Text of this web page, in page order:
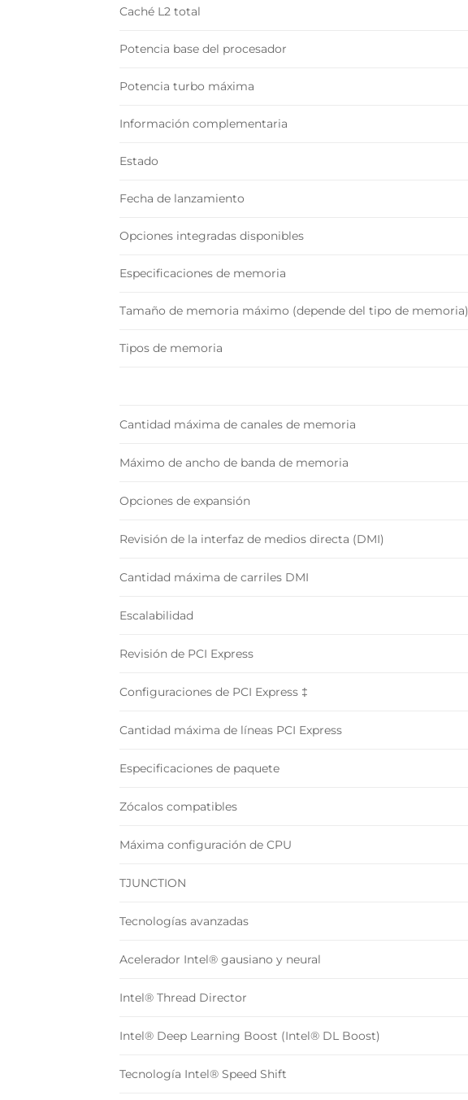
Caché L2 total
Potencia base del procesador
Potencia turbo máxima
Información complementaria
Estado
Fecha de lanzamiento
Opciones integradas disponibles
Especificaciones de memoria
Tamaño de memoria máximo (depende del tipo de memoria)
Tipos de memoria
Cantidad máxima de canales de memoria
Máximo de ancho de banda de memoria
Opciones de expansión
Revisión de la interfaz de medios directa (DMI)
Cantidad máxima de carriles DMI
Escalabilidad
Revisión de PCI Express
Configuraciones de PCI Express ‡
Cantidad máxima de líneas PCI Express
Especificaciones de paquete
Zócalos compatibles
Máxima configuración de CPU
TJUNCTION
Tecnologías avanzadas
Acelerador Intel® gausiano y neural
Intel® Thread Director
Intel® Deep Learning Boost (Intel® DL Boost)
Tecnología Intel® Speed Shift